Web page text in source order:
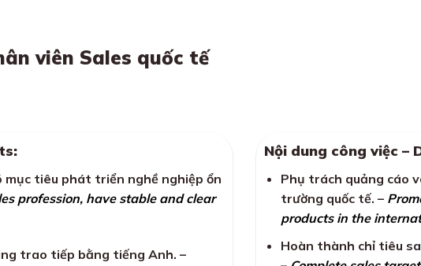
viên Sales quốc tế
mục tiêu phát triển nghề nghiệp ổn
profession, have stable and clear
trao tiếp bằng tiếng Anh. –
Nội dung công việc –
Phụ trách quảng cáo
trường quốc tế. –
products in the
Hoàn thành chỉ tiêu